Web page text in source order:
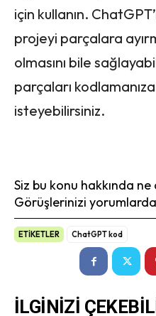
için kullanın.
projeyi parçalara
olmasını bile
parçaları kodlamanıza
isteyebilirsiniz.
Siz bu konu hakkında
Görüşlerinizi yorumlarda
ETİKETLER ChatGPT kod